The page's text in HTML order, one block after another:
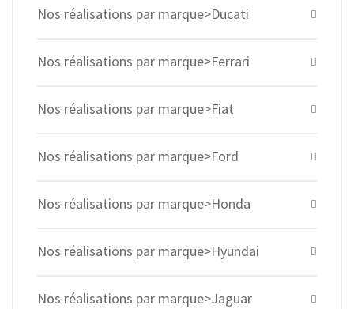
Nos réalisations par marque>Ducati
Nos réalisations par marque>Ferrari
Nos réalisations par marque>Fiat
Nos réalisations par marque>Ford
Nos réalisations par marque>Honda
Nos réalisations par marque>Hyundai
Nos réalisations par marque>Jaguar